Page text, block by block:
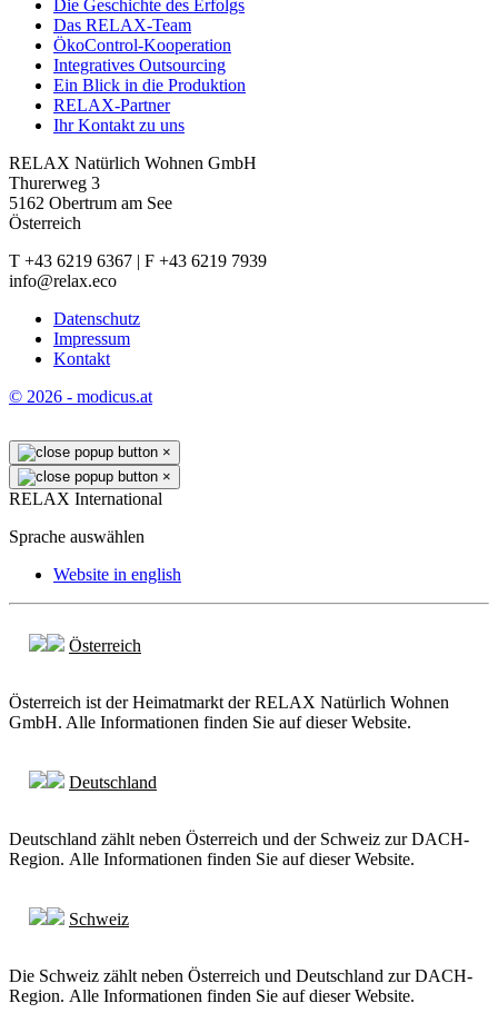
Die Geschichte des Erfolgs
Das RELAX-Team
ÖkoControl-Kooperation
Integratives Outsourcing
Ein Blick in die Produktion
RELAX-Partner
Ihr Kontakt zu uns
RELAX Natürlich Wohnen GmbH
Thurerweg 3
5162 Obertrum am See
Österreich
T +43 6219 6367 | F +43 6219 7939
info@relax.eco
Datenschutz
Impressum
Kontakt
© 2026 - modicus.at
×
×
RELAX International
Sprache auswählen
Website in english
Österreich
Österreich ist der Heimatmarkt der RELAX Natürlich Wohnen
GmbH. Alle Informationen finden Sie auf dieser Website.
Deutschland
Deutschland zählt neben Österreich und der Schweiz zur DACH-
Region. Alle Informationen finden Sie auf dieser Website.
Schweiz
Die Schweiz zählt neben Österreich und Deutschland zur DACH-
Region. Alle Informationen finden Sie auf dieser Website.